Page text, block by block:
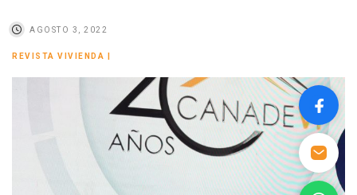
AGOSTO 3, 2022
REVISTA VIVIENDA